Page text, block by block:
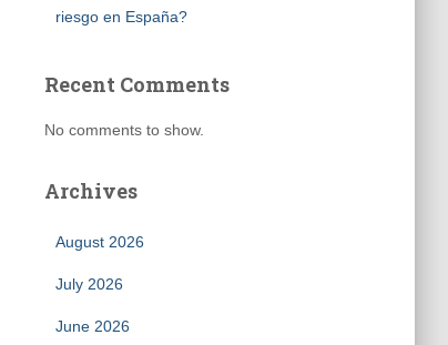
riesgo en España?
Recent Comments
No comments to show.
Archives
August 2026
July 2026
June 2026